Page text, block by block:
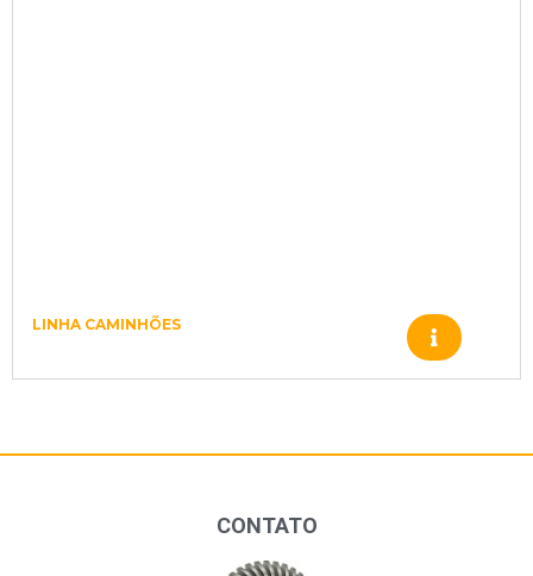
LINHA CAMINHÕES
CONTATO